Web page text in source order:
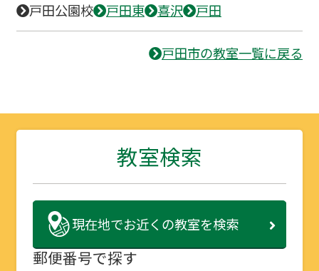
戸田公園校 戸田東 喜沢 戸田
戸田市の教室一覧に戻る
教室検索
現在地でお近くの教室を検索
郵便番号で探す